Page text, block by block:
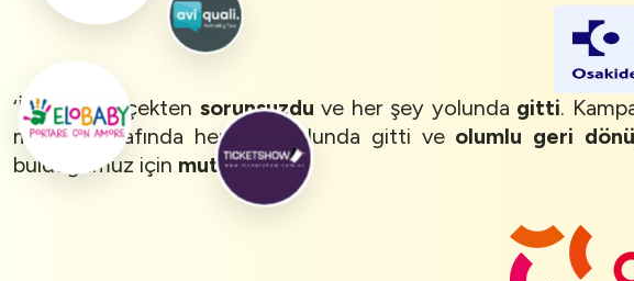
‘İletişim gerçekten sorunsuzdu ve her şey yolunda gitti.
müşteri tarafında her
yolunda gitti ve olumlu geri
bulduğumuz için mutluyum.’